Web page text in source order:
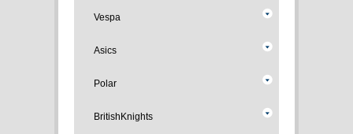
Vespa
Asics
Polar
BritishKnights